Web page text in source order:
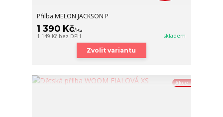
Přilba MELON JACKSON P
1 390 Kč/ks
1 149 Kč bez DPH skladem
Zvolit variantu
Akce